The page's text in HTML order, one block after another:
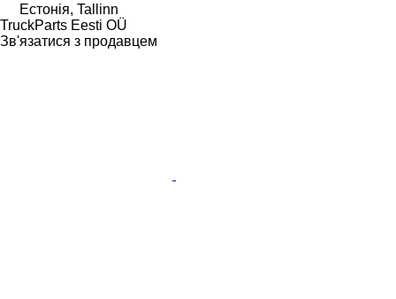
Естонія, Tallinn
TruckParts Eesti OÜ
Зв'язатися з продавцем